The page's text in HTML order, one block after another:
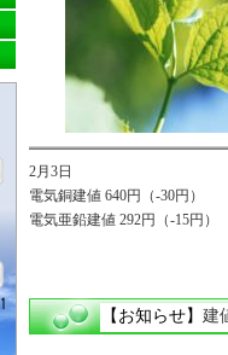
2月3日
電気銅建値 640円（-30円）
電気亜鉛建値 292円（-15円）
【お知らせ】 建